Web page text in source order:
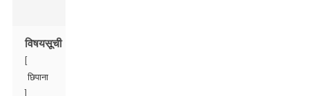
विषयसूची
छिपाना